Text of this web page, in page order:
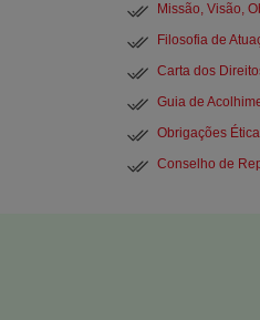
Missão, Visão,
Filosofia de
Carta dos
Guia de
Obrigações
Conselho de